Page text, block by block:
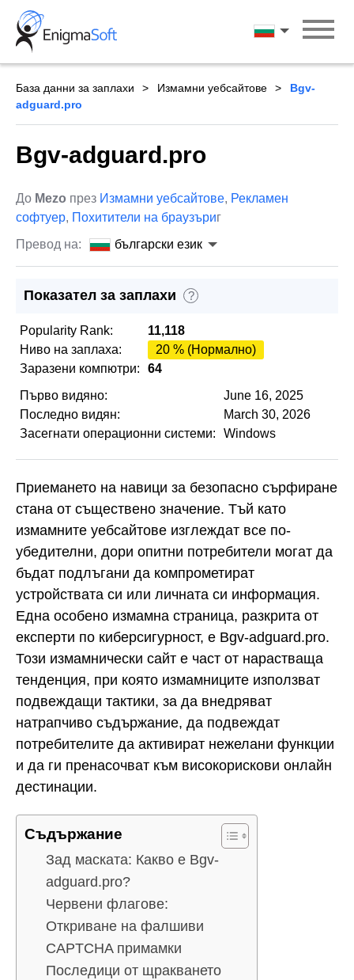
Skip
content
български
База данни за заплахи Измамни уебсайтове
Bgv-
adguard.pro
Bgv-adguard.pro
До Mezo през Измамни уебсайтове, Рекламен
софтуер, Похитители на браузъриг
Превод на:
български език
Показател за заплахи ?
Popularity Rank:
11,118
Ниво на заплаха:
20 % (Нормално)
Заразени компютри:
64
Първо видяно:
June 16, 2025
Последно видян:
March 30, 2026
Засегнати операционни системи:
Windows
Приемането на навици за безопасно сърфиране
стана от съществено значение. Тъй като
измамните уебсайтове изглеждат все по-
убедителни, дори опитни потребители могат да
бъдат подлъгани да компрометират
устройствата си или личната си информация.
Една особено измамна страница, разкрита от
експерти по киберсигурност, е Bgv-adguard.pro.
Този измамнически сайт е част от нарастваща
тенденция, при която измамниците използват
подвеждащи тактики, за да внедряват
натрапчиво съдържание, да подвеждат
потребителите да активират нежелани функции
и да ги пренасочват към високорискови онлайн
дестинации.
Съдържание
Зад маската: Какво е Bgv-
adguard.pro?
Червени флагове:
Откриване на фалшиви
CAPTCHA примамки
Последици от щракването